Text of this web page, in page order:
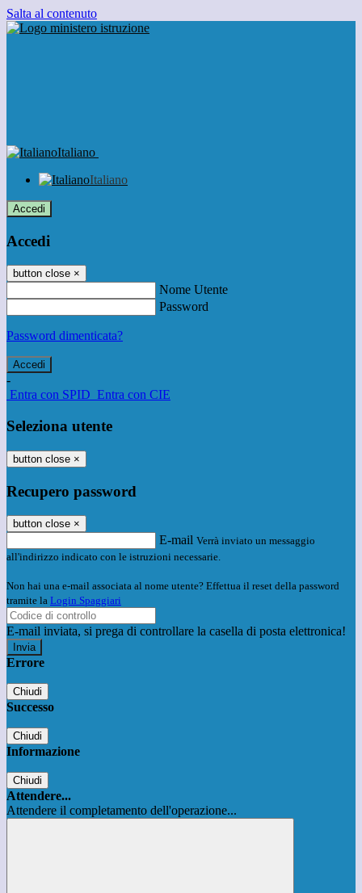
Salta al contenuto
Italiano
Italiano
Accedi
Accedi
button close ×
Nome Utente
Password
Password dimenticata?
-
Entra con SPID Entra con CIE
Seleziona utente
button close ×
Recupero password
button close ×
E-mail Verrà inviato un messaggio
all'indirizzo indicato con le istruzioni necessarie.
Non hai una e-mail associata al nome utente? Effettua il reset della password
tramite la Login Spaggiari
E-mail inviata, si prega di controllare la casella di posta elettronica!
Errore
Chiudi
Successo
Chiudi
Informazione
Chiudi
Attendere...
Attendere il completamento dell'operazione...